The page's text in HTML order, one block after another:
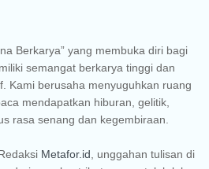
Berkarya” yang membuka diri bagi
semangat berkarya tinggi dan
Kami berusaha menyuguhkan ruang
mendapatkan hiburan, gelitik,
rasa senang dan kegembiraan.
Metafor.id , unggahan tulisan di